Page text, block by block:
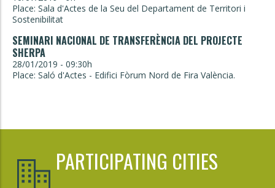
Place: Sala d'Actes de la Seu del Departament de Territori i
Sostenibilitat
SEMINARI NACIONAL DE TRANSFERÈNCIA DEL PROJECTE
SHERPA
28/01/2019 - 09:30h
Place: Saló d'Actes - Edifici Fòrum Nord de Fira València.
PARTICIPATING CITIES